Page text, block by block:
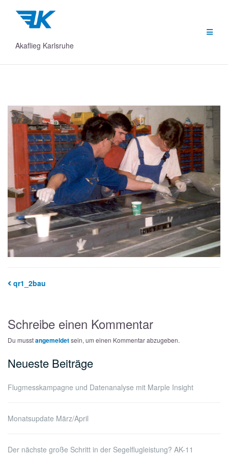
Inhalt
springen
Akaflieg Karlsruhe
qr1_2bau
Schreibe einen Kommentar
Du musstangemeldetsein, um einen Kommentar abzugeben.
Neueste Beiträge
Flugmesskampagne und Datenanalyse mit Marple Insight
Monatsupdate März/April
Der nächste große Schritt in der Segelflugleistung? AK-11